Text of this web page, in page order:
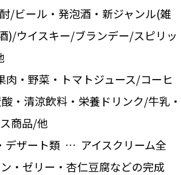
ール・発泡酒・新ジャンル(雑
)/ウイスキー/ブランデー/スピリッ
・野菜・トマトジュース/コーヒ
・清涼飲料・栄養ドリンク/牛乳・
商品/他
デザート類 … アイスクリーム全
・ゼリー・杏仁豆腐などの完成